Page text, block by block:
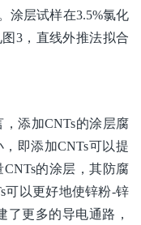
涂层试样在3.5%氯化
3，直线外推法拟合
添加CNTs的涂层腐
即添加CNTs可以提
的涂层，其防腐
可以更好地使锌粉-锌
更多的导电通路，